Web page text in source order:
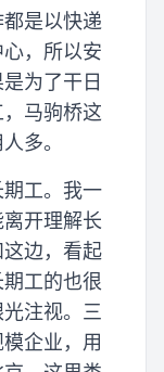
是以快递
，所以安
为了干日
马驹桥这
多。
工。我一
开理解长
边，看起
工的也很
注视。三
企业，用